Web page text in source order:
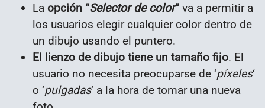
La opción “Selector de color” va a permitir a
los usuarios elegir cualquier color dentro de
un dibujo usando el puntero.
El lienzo de dibujo tiene un tamaño fijo. El
usuario no necesita preocuparse de ‘píxeles‘
o ‘pulgadas‘ a la hora de tomar una nueva